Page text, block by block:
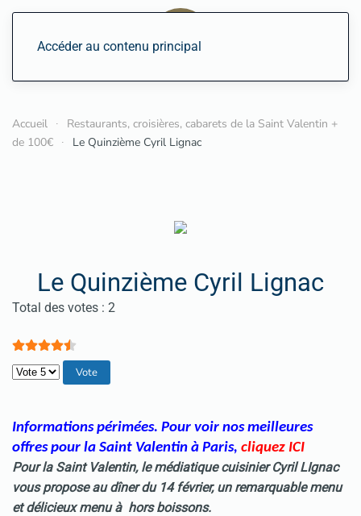
Accéder au contenu principal
Accueil
Restaurants, croisières, cabarets de la Saint Valentin +
de 100€
Le Quinzième Cyril Lignac
Le Quinzième Cyril Lignac
Vote utilisateur:4.5
Total des votes : 2
Veuillez voter
Informations périmées. Pour voir nos meilleures
offres pour la Saint Valentin à Paris, cliquez ICI
Pour la Saint Valentin, le médiatique cuisinier Cyril LIgnac
vous proposeau dîner du 14 février, un remarquable menu
et délicieux menu à hors boissons.